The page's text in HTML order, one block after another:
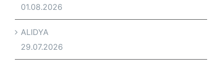
01.08.2026
ALIDYA
29.07.2026